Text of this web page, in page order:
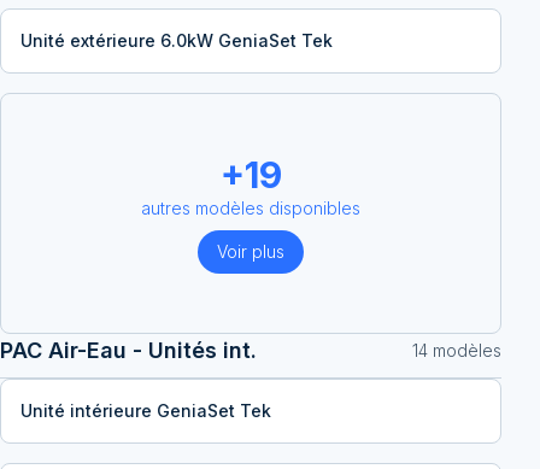
Unité extérieure 6.0kW GeniaSet Tek
+19
autres modèles disponibles
Voir plus
PAC Air-Eau - Unités int. 14 modèles
Unité intérieure GeniaSet Tek